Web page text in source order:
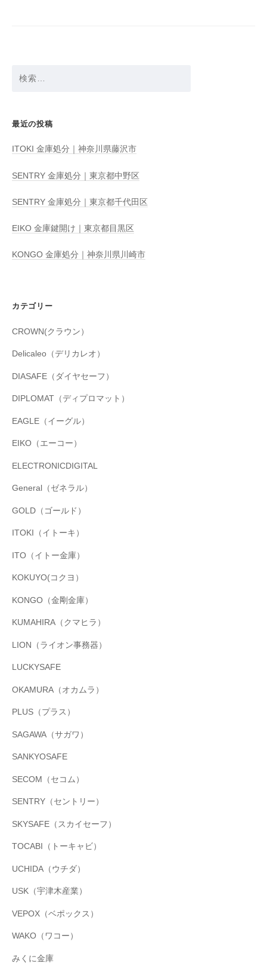
最近の投稿
ITOKI 金庫処分｜神奈川県藤沢市
SENTRY 金庫処分｜東京都中野区
SENTRY 金庫処分｜東京都千代田区
EIKO 金庫鍵開け｜東京都目黒区
KONGO 金庫処分｜神奈川県川崎市
カテゴリー
CROWN(クラウン）
Delicaleo（デリカレオ）
DIASAFE（ダイヤセーフ）
DIPLOMAT（ディプロマット）
EAGLE（イーグル）
EIKO（エーコー）
ELECTRONICDIGITAL
General（ゼネラル）
GOLD（ゴールド）
ITOKI（イトーキ）
ITO（イトー金庫）
KOKUYO(コクヨ）
KONGO（金剛金庫）
KUMAHIRA（クマヒラ）
LION（ライオン事務器）
LUCKYSAFE
OKAMURA（オカムラ）
PLUS（プラス）
SAGAWA（サガワ）
SANKYOSAFE
SECOM（セコム）
SENTRY（セントリー）
SKYSAFE（スカイセーフ）
TOCABI（トーキャビ）
UCHIDA（ウチダ）
USK（宇津木産業）
VEPOX（ベポックス）
WAKO（ワコー）
みくに金庫